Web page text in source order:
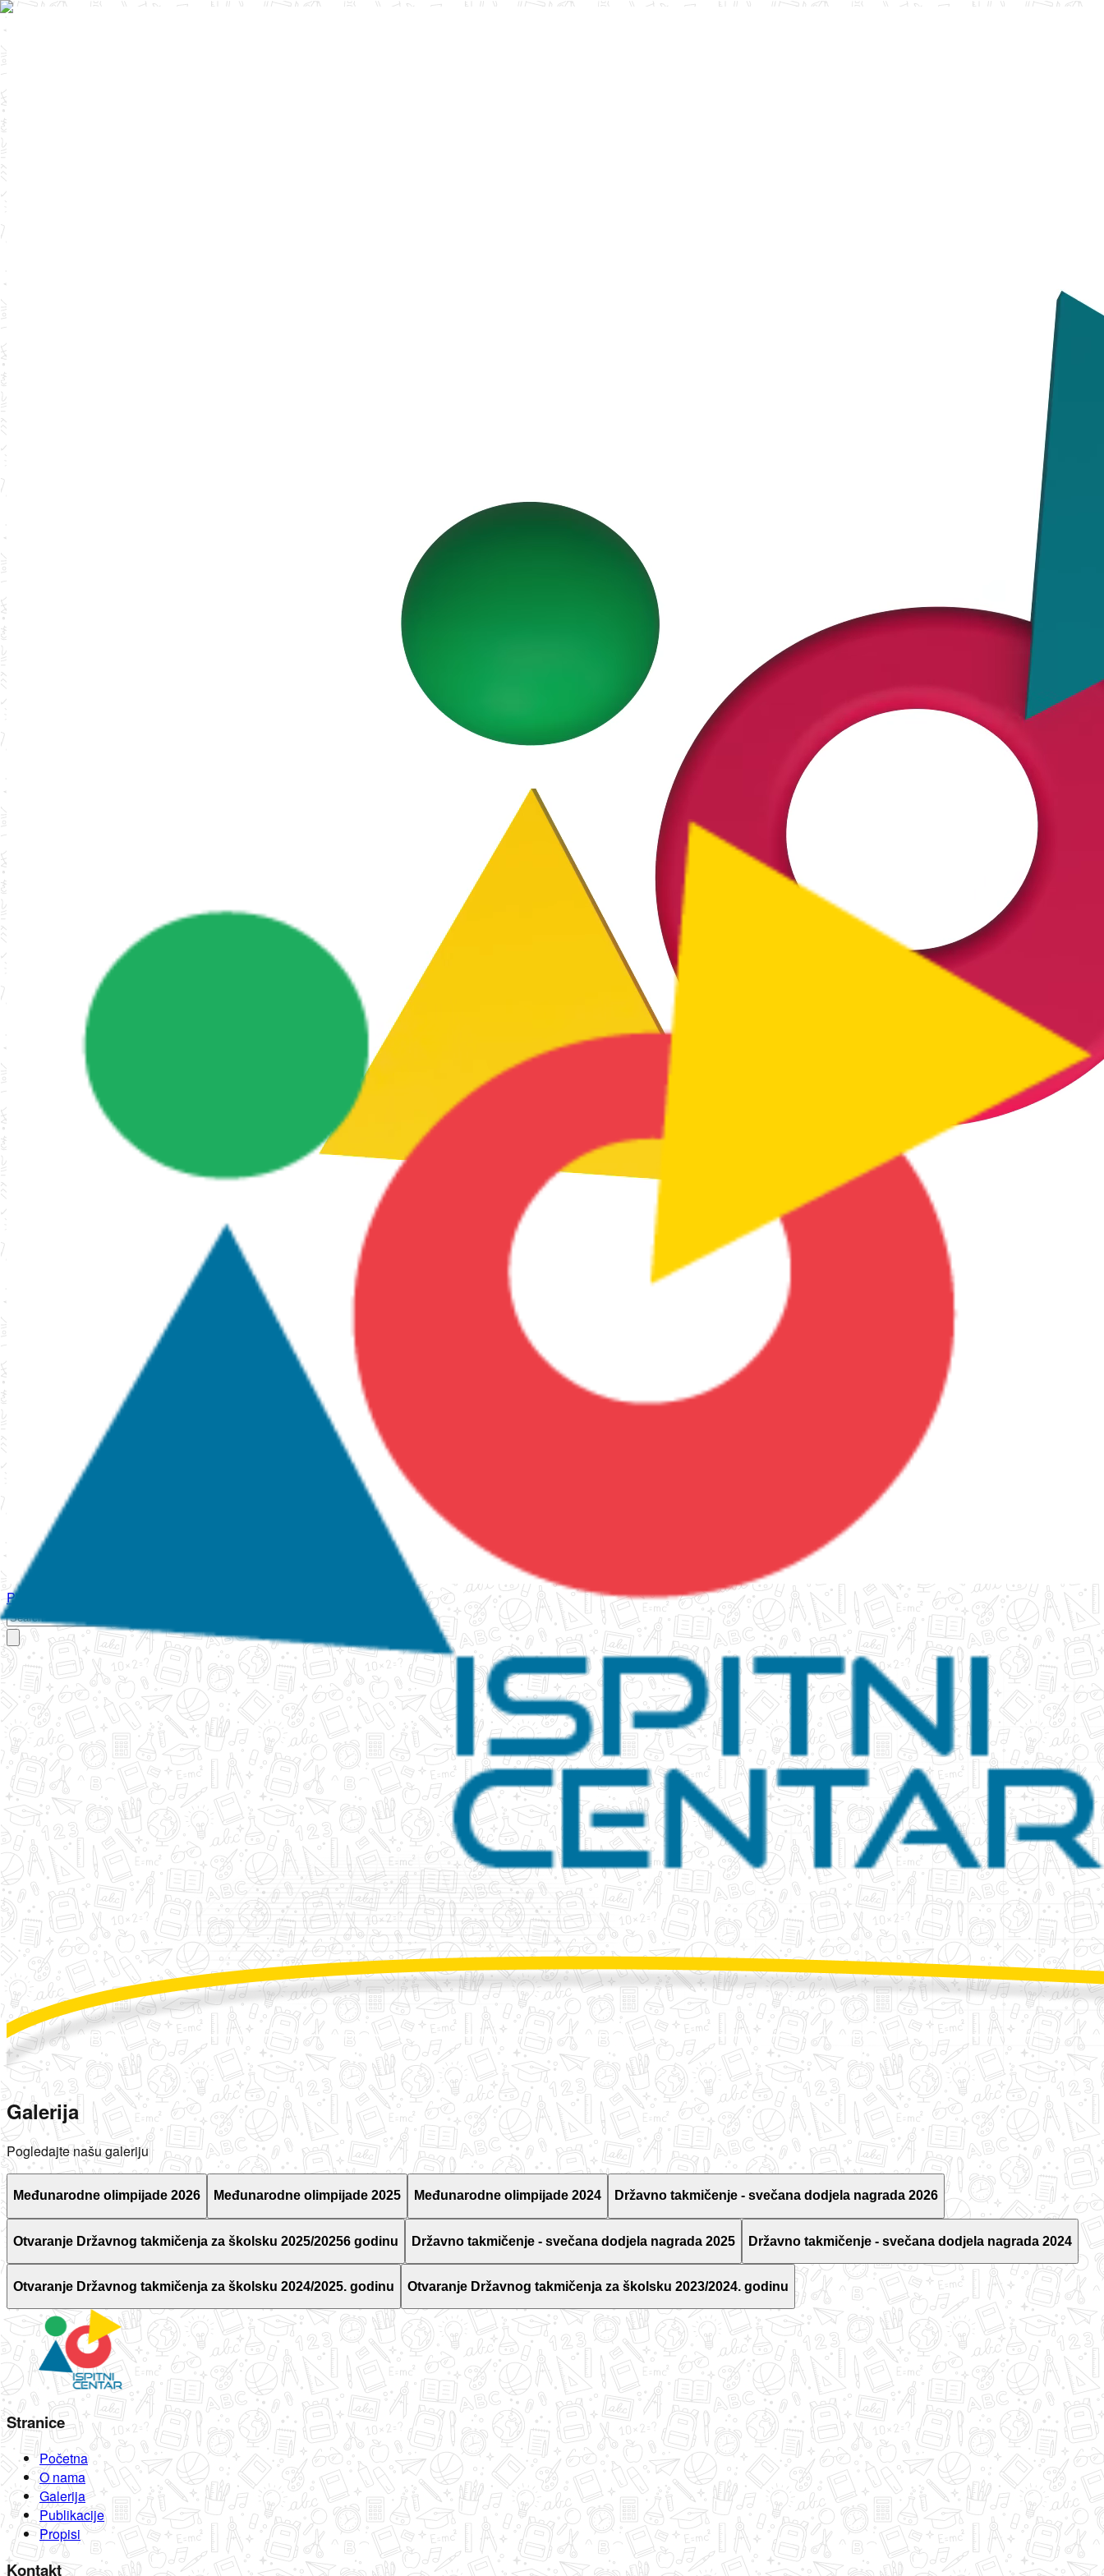
Početna
Galerija
Pogledajte našu galeriju
Međunarodne olimpijade 2026 Međunarodne olimpijade 2025 Međunarodne olimpijade 2024 Državno takmičenje - svečana dodjela nagrada 2026
Otvaranje Državnog takmičenja za školsku 2025/20256 godinu Državno takmičenje - svečana dodjela nagrada 2025 Državno takmičenje - svečana dodjela nagrada 2024
Otvaranje Državnog takmičenja za školsku 2024/2025. godinu Otvaranje Državnog takmičenja za školsku 2023/2024. godinu
Stranice
Početna
O nama
Galerija
Publikacije
Propisi
Kontakt